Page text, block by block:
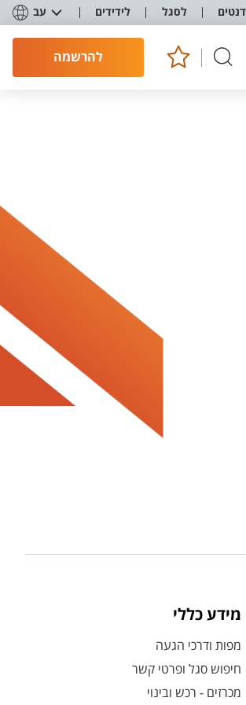
לסגל לידידים עב
להרשמה
מידע כללי
מפות ודרכי הגעה
חיפוש סגל ופרטי קשר
מכרזים - רכש ובינוי